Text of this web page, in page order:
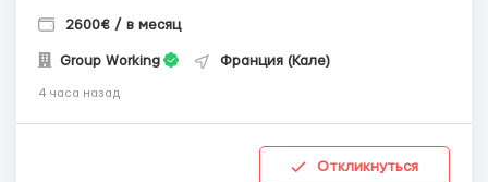
2600€ / в месяц
Group Working Франция (Кале)
4 часа назад
Откликнуться